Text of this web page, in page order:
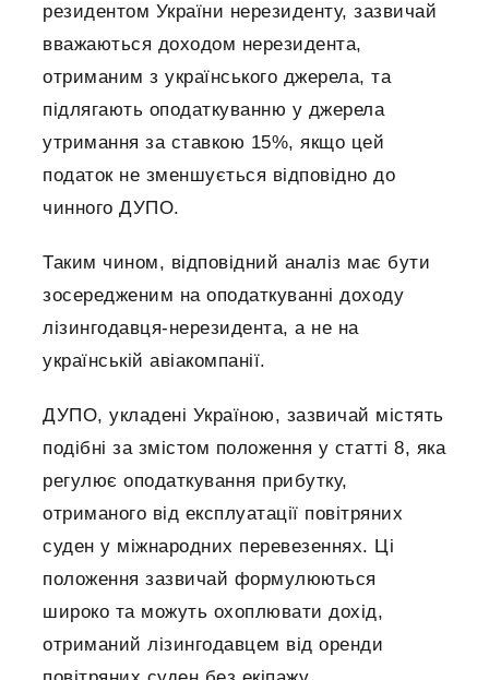
резидентом України нерезиденту, зазвичай
вважаються доходом нерезидента,
отриманим з українського джерела, та
підлягають оподаткуванню у джерела
утримання за ставкою 15%, якщо цей
податок не зменшується відповідно до
чинного ДУПО.
Таким чином, відповідний аналіз має бути
зосередженим на оподаткуванні доходу
лізингодавця-нерезидента, а не на
українській авіакомпанії.
ДУПО, укладені Україною, зазвичай містять
подібні за змістом положення у статті 8, яка
регулює оподаткування прибутку,
отриманого від експлуатації повітряних
суден у міжнародних перевезеннях. Ці
положення зазвичай формулюються
широко та можуть охоплювати дохід,
отриманий лізингодавцем від оренди